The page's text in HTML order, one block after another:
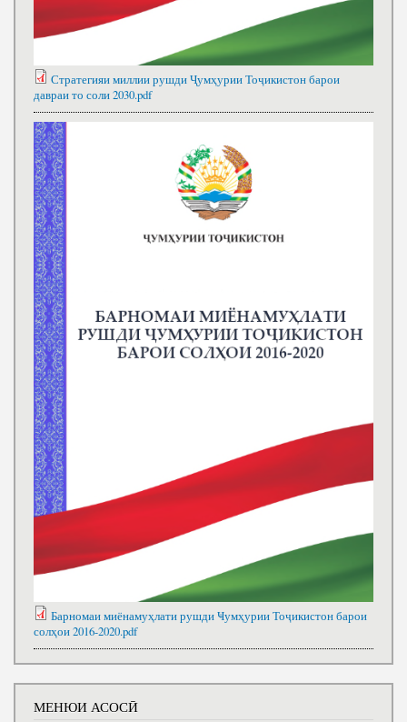
Стратегияи миллии рушди Ҷумҳурии Тоҷикистон барои
давраи то соли 2030.pdf
Барномаи миёнамуҳлати рушди Ҹумҳурии Тоҷикистон барои
солҳои 2016-2020.pdf
МЕНЮИ АСОСӢ